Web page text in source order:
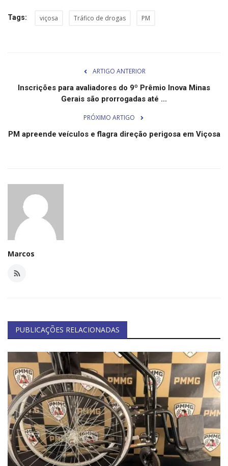
Obituário
Tags: viçosa Tráfico de drogas PM
ARTIGO ANTERIOR
Inscrições para avaliadores do 9º Prêmio Inova Minas
Gerais são prorrogadas até ...
PRÓXIMO ARTIGO
PM apreende veículos e flagra direção perigosa em Viçosa
Marcos
PUBLICAÇÕES RELACIONADAS